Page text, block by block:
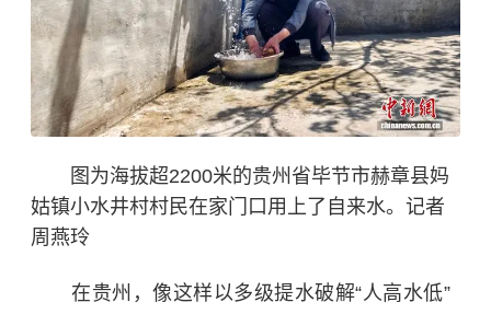
图为海拔超2200米的贵州省毕节市赫章县妈
姑镇小水井村村民在家门口用上了自来水。记者
周燕玲
在贵州，像这样以多级提水破解“人高水低”